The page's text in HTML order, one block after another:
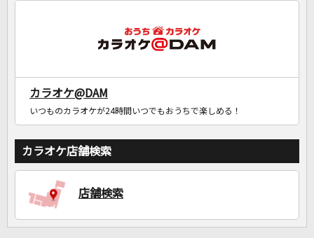
カラオケ@DAM
いつものカラオケが24時間いつでもおうちで楽しめる！
カラオケ店舗検索
店舗検索